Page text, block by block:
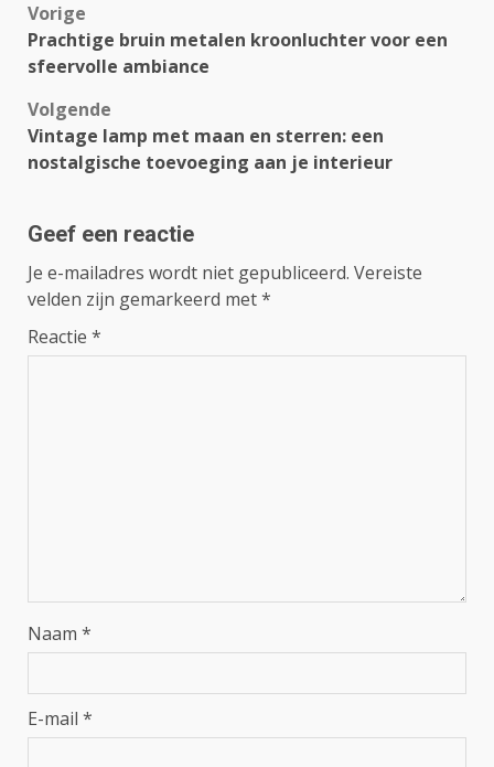
Bericht
navigatie
Vorige
Prachtige bruin metalen kroonluchter voor een
sfeervolle ambiance
Volgende
Vintage lamp met maan en sterren: een
nostalgische toevoeging aan je interieur
Geef een reactie
Je e-mailadres wordt niet gepubliceerd. Vereiste
velden zijn gemarkeerd met*
Reactie *
Naam *
E-mail *